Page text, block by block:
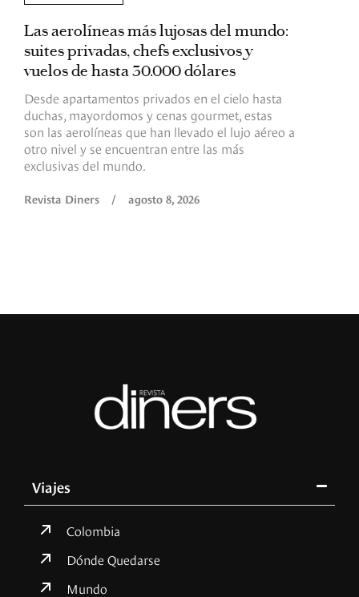
Las aerolíneas más lujosas del mundo:
suites privadas, chefs exclusivos y
vuelos de hasta 30.000 dólares
Desde apartamentos privados en el cielo hasta
duchas, mayordomos y cenas gourmet, estas
son las aerolíneas que han llevado el lujo aéreo a
otro nivel y se encuentran entre las más
exclusivas del mundo.
Revista Diners / agosto 8, 2026
Viajes
Colombia
Dónde Quedarse
Mundo